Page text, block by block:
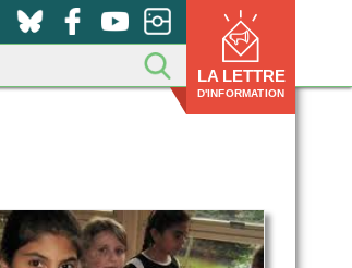
LA LETTRE
D'INFORMATION